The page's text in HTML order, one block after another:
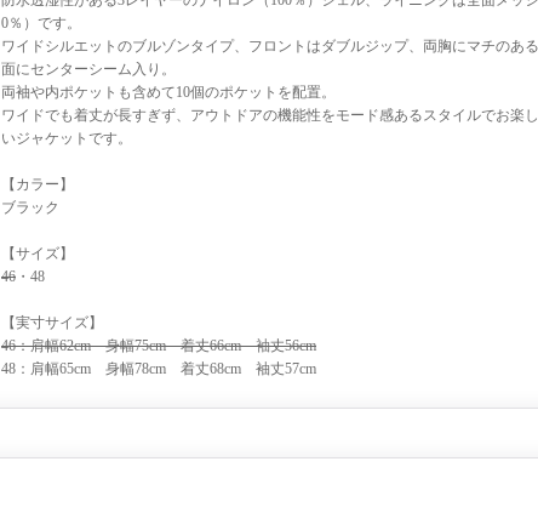
0％）です。
ワイドシルエットのブルゾンタイプ、フロントはダブルジップ、両胸にマチのあ
面にセンターシーム入り。
両袖や内ポケットも含めて10個のポケットを配置。
ワイドでも着丈が長すぎず、アウトドアの機能性をモード感あるスタイルでお楽
いジャケットです。
【カラー】
ブラック
【サイズ】
46 ・48
【実寸サイズ】
46：肩幅62cm 身幅75cm 着丈66cm 袖丈56cm
48：肩幅65cm 身幅78cm 着丈68cm 袖丈57cm